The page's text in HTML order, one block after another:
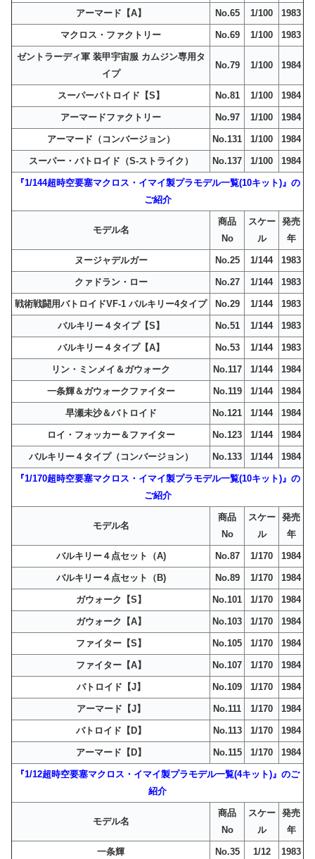
アーマード【A】 No.65 1/100 1983
マクロス・ファクトリー No.69 1/100 1983
ゼントラーディ軍 装甲宇宙服 カムジン専用タ
イプ
No.79 1/100 1984
スーパーバトロイド【S】 No.81 1/100 1984
アーマードファクトリー No.97 1/100 1984
アーマード（コンバージョン） No.131 1/100 1984
スーパー・バトロイド（S-ストライク） No.137 1/100 1984
『1/144超時空要塞マクロス・イマイ製プラモデル一覧(10キット)』の
ご紹介
モデル名
商品
No
スケー
ル
発売
年
ヌージャデルガー No.25 1/144 1983
クァドラン・ロー No.27 1/144 1983
戦術戦闘用バトロイドVF-1 バルキリー4タイプ No.29 1/144 1983
バルキリー４タイプ【S】 No.51 1/144 1983
バルキリー４タイプ【A】 No.53 1/144 1983
リン・ミンメイ＆ガウォーク No.117 1/144 1984
一条輝＆ガウォークファイター No.119 1/144 1984
早瀬未沙＆バトロイド No.121 1/144 1984
ロイ・フォッカー＆ファイター No.123 1/144 1984
バルキリー４タイプ（コンバージョン） No.133 1/144 1984
『1/170超時空要塞マクロス・イマイ製プラモデル一覧(10キット)』の
ご紹介
モデル名
商品
No
スケー
ル
発売
年
バルキリー４点セット（A) No.87 1/170 1984
バルキリー４点セット（B) No.89 1/170 1984
ガウォーク【S】 No.101 1/170 1984
ガウォーク【A】 No.103 1/170 1984
ファイター【S】 No.105 1/170 1984
ファイター【A】 No.107 1/170 1984
バトロイド【J】 No.109 1/170 1984
アーマード【J】 No.111 1/170 1984
バトロイド【D】 No.113 1/170 1984
アーマード【D】 No.115 1/170 1984
『1/12超時空要塞マクロス・イマイ製プラモデル一覧(4キット)』のご
紹介
モデル名
商品
No
スケー
ル
発売
年
一条輝 No.35 1/12 1983